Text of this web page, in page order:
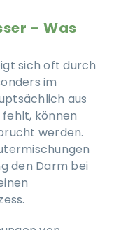
– Was
sich oft durch
im
aus
können
werden.
den Darm bei